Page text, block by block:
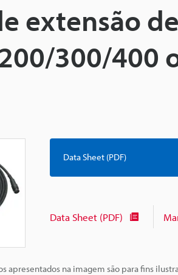
extensão
300/400
apresentados na imagem são para fins
Data Sheet (PDF)
Data Sheet (PDF)